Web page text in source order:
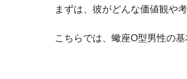
まずは、彼がどんな価値観や
こちらでは、蠍座O型男性の